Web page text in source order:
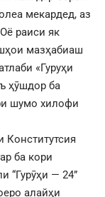
мекардед, аз
раиси як
мазҳабиаш
«Гуруҳи
ҳӯшдор ба
шумо хилофи
Конститутсия
ба кори
“Гурӯҳи — 24”
алайҳи